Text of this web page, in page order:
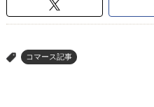
> コマース記事